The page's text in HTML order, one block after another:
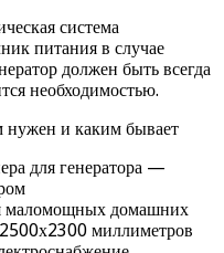
система
питания в случае
должен быть всегда
необходимостью.
для генератора —
маломощных домашних
миллиметров